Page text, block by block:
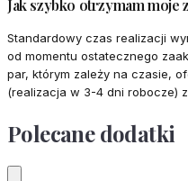
Jak szybko otrzymam moje
Standardowy czas realizacji
od momentu ostatecznego
par, którym zależy na czasie,
(realizacja w 3-4 dni robocze)
Polecane dodatki